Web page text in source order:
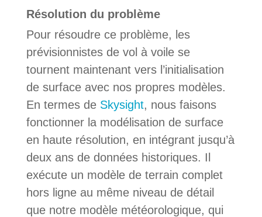
Résolution du problème
Pour résoudre ce problème, les
prévisionnistes de vol à voile se
tournent maintenant vers l’initialisation
de surface avec nos propres modèles.
En termes de Skysight, nous faisons
fonctionner la modélisation de surface
en haute résolution, en intégrant jusqu’à
deux ans de données historiques. Il
exécute un modèle de terrain complet
hors ligne au même niveau de détail
que notre modèle météorologique, qui